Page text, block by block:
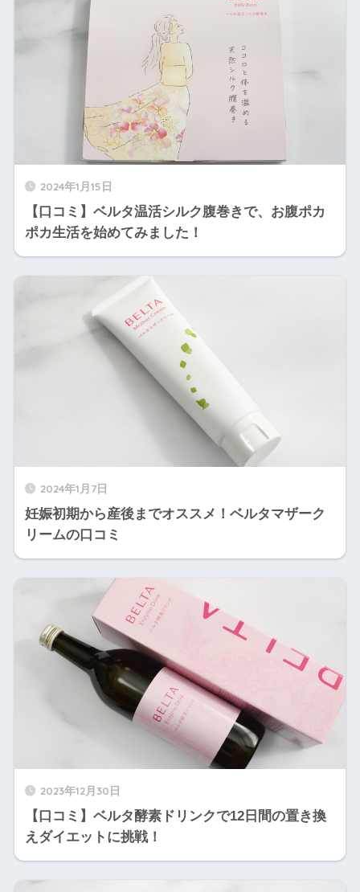
2024年1月15日
【口コミ】ベルタ温活シルク腹巻きで、お腹ポカ
ポカ生活を始めてみました！
2024年1月7日
妊娠初期から産後までオススメ！ベルタマザーク
リームの口コミ
2023年12月30日
【口コミ】ベルタ酵素ドリンクで12日間の置き換
えダイエットに挑戦！